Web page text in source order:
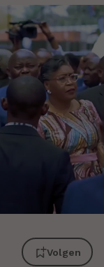
Volgen